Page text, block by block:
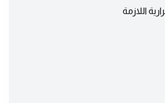
اللازمة